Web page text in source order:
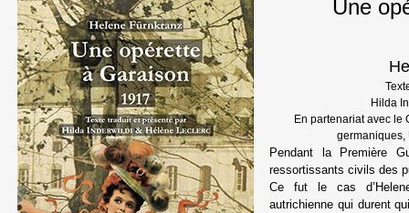
Une
Hilda
En partenariat avec le
germaniques,
Pendant la Première
ressortissants civils des
Ce fut le cas
autrichienne qui durent